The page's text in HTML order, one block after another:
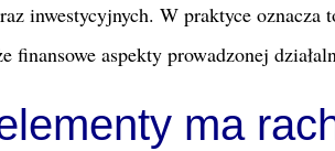
inwestycyjnych. W praktyce
finansowe aspekty prowadzonej
ma